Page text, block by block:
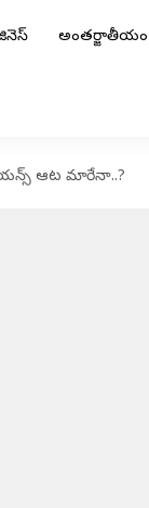
అంతర్జాతీయం
ఆట మారేనా..?